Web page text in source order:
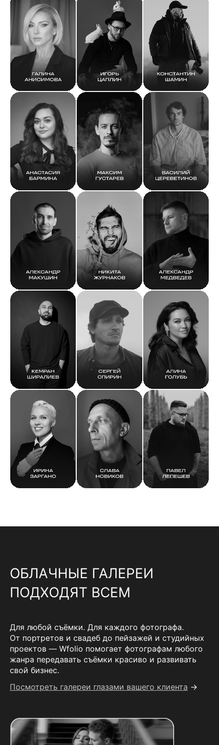
ОБЛАЧНЫЕ ГАЛЕРЕИ
ПОДХОДЯТ ВСЕМ
Для любой съёмки. Для каждого фотографа.
От портретов и свадеб до пейзажей и студийных
проектов — Wfolio помогает фотографам любого
жанра передавать съёмки красиво и развивать
свой бизнес.
Посмотреть галереи глазами вашего клиента →